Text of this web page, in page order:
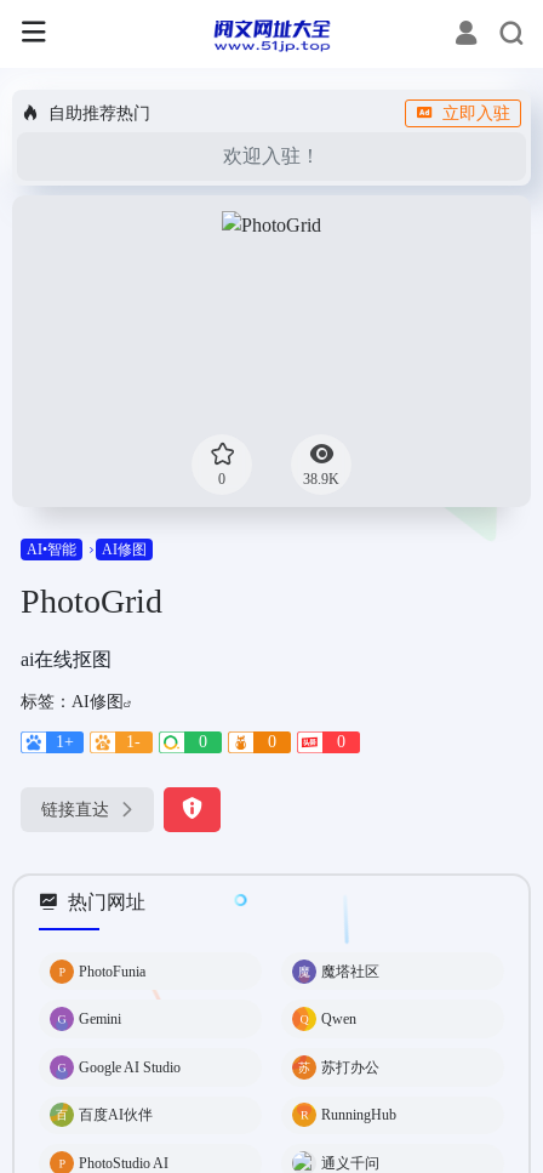
自助推荐热门 立即入驻
欢迎入驻！
0 38.9K
AI•智能 AI修图
PhotoGrid
ai在线抠图
标签： AI修图
1+ 1- 0 0 0
链接直达
热门网址
PhotoFunia 魔塔社区
Gemini Qwen
Google AI Studio 苏打办公
百度AI伙伴 RunningHub
PhotoStudio AI 通义千问